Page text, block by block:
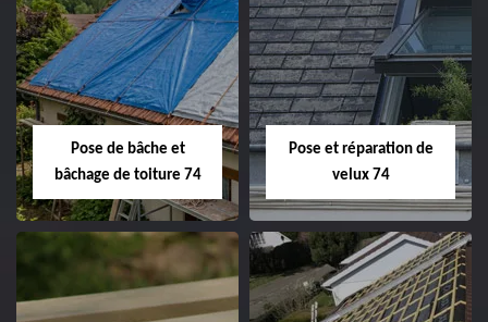
Pose de bâche et
bâchage de toiture 74
Pose et réparation de
velux 74